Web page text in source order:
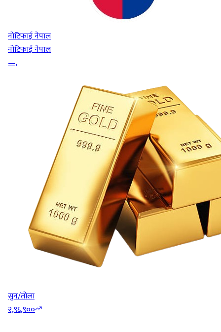
नोटिफाई नेपाल
नोटिफाई नेपाल
—,
सुन/तोला
२,९६,९००